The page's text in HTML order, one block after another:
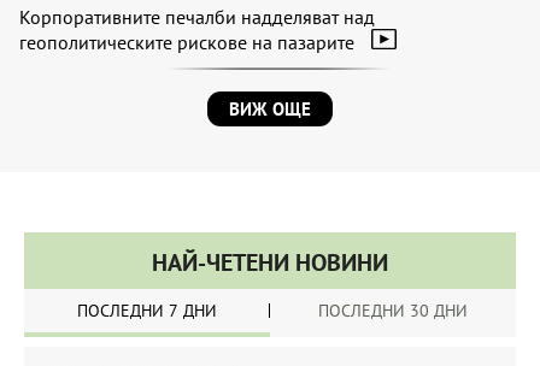
Корпоративните печалби надделяват над
геополитическите рискове на пазарите
ВИЖ ОЩЕ
НАЙ-ЧЕТЕНИ НОВИНИ
ПОСЛЕДНИ 7 ДНИ ПОСЛЕДНИ 30 ДНИ